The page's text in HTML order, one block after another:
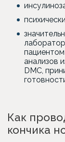
анализов
DMC,
Как
кончика